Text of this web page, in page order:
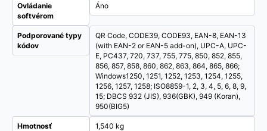
Ovládanie
softvérom
Áno
Podporované typy
kódov
QR Code, CODE39, CODE93, EAN-8, EAN-13
(with EAN-2 or EAN-5 add-on), UPC-A, UPC-
E, PC437, 720, 737, 755, 775, 850, 852, 855,
856, 857, 858, 860, 862, 863, 864, 865, 866;
Windows1250, 1251, 1252, 1253, 1254, 1255,
1256, 1257, 1258; ISO8859-1, 2, 3, 4, 5, 6, 8, 9,
15; DBCS 932 (JIS), 936(GBK), 949 (Koran),
950(BIG5)
Hmotnosť 1,540 kg